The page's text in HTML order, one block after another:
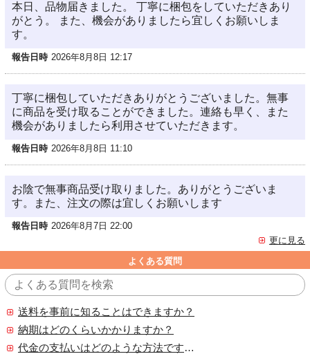
本日、品物届きました。 丁寧に梱包をしていただきあり
がとう。 また、機会がありましたら宜しくお願いしま
す。
報告日時 2026年8月8日 12:17
丁寧に梱包していただきありがとうございました。無事
に商品を受け取ることができました。連絡も早く、また
機会がありましたら利用させていただきます。
報告日時 2026年8月8日 11:10
お陰で無事商品受け取りました。ありがとうございま
す。また、注文の際は宜しくお願いします
報告日時 2026年8月7日 22:00
更に見る
よくある質問
送料を事前に知ることはできますか？
納期はどのくらいかかりますか？
代金の支払いはどのような方法ですか？